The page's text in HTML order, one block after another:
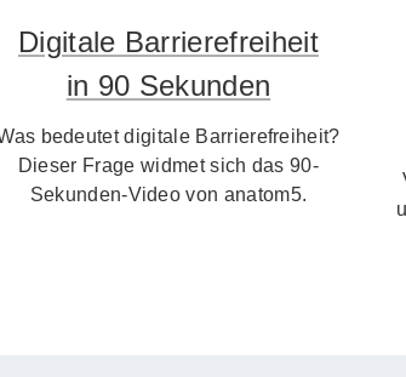
Digitale Barrierefreiheit
in 90 Sekunden
bedeutet digitale Barrierefreiheit?
Dieser Frage widmet sich das 90-
Sekunden-Video von anatom5.